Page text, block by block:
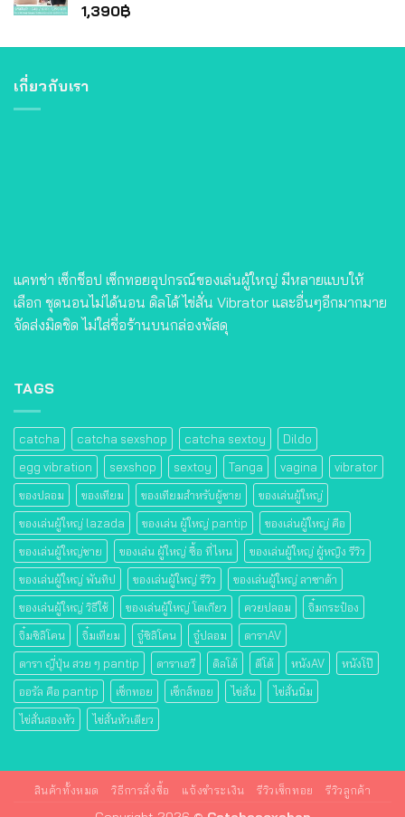
1,390฿
เกี่ยวกับเรา
TAGS
egg vibration
ของปลอม
ของเทียม ของเทียมสําหรับผู้ชาย
ของเล่นผู้ใหญ่
ของเล่นผู้ใหญ่ lazada
ของเล่น ผู้ใหญ่ pantip
ของเล่นผู้ใหญ่ คือ
ของเล่นผู้ใหญ่ชาย
ของเล่น ผู้ใหญ่ ซื้อ ที่ไหน
ของเล่นผู้ใหญ่ ผู้หญิง รีวิว
ของเล่นผู้ใหญ่ พันทิป
ของเล่นผู้ใหญ่ รีวิว
ของเล่นผู้ใหญ่ ลาซาด้า
ของเล่นผู้ใหญ่ วิธีใช้
ของเล่นผู้ใหญ่ โตเกียว ควยปลอม
จิ๋มกระป๋อง
จิ๋มซิลิโคน
จิ๋มเทียม จู๋ซิลิโคน จู๋ปลอม
ดาราAV
ดารา ญี่ปุ่น สวย ๆ pantip
ดาราเอวี ดิลโด้ ดีโด้ หนังAV
หนังโป๊
ออรัล คือ pantip
เซ็กทอย เซ็กส์ทอย ไข่สั่น
ไข่สั่นนิ่ม
ไข่สั่นสองหัว
ไข่สั่นหัวเดียว
สินค้าทั้งหมด วิธีการสั่งซื้อ